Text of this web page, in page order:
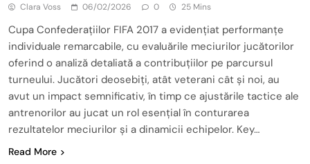
Clara Voss 06/02/2026 0 25 Mins
Cupa Confederațiilor FIFA 2017 a evidențiat performanțe
individuale remarcabile, cu evaluările meciurilor jucătorilor
oferind o analiză detaliată a contribuțiilor pe parcursul
turneului. Jucători deosebiți, atât veterani cât și noi, au
avut un impact semnificativ, în timp ce ajustările tactice ale
antrenorilor au jucat un rol esențial în conturarea
rezultatelor meciurilor și a dinamicii echipelor. Key…
Read More